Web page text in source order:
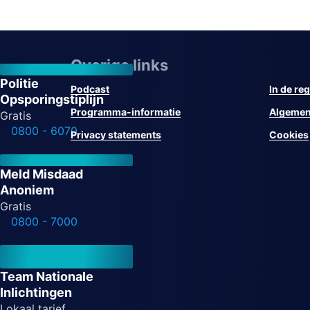
Politie
Opsporingstiplijn
Gratis
0800 - 6070
Meld Misdaad
Anoniem
Gratis
0800 - 7000
Team Nationale
Inlichtingen
Overige links
Podcast
In de
Programma-informatie
Privacy statements
Cookies